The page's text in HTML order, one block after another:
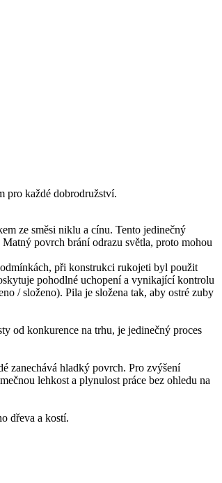
pro každé dobrodružství.
ze směsi niklu a cínu. Tento jedinečný
povrch brání odrazu světla, proto mohou
při konstrukci rukojeti byl použit
pohodlné uchopení a vynikající kontrolu
/ složeno). Pila je složena tak, aby ostré zuby
od konkurence na trhu, je jedinečný proces
zanechává hladký povrch. Pro zvýšení
lehkost a plynulost práce bez ohledu na
dřeva a kostí.